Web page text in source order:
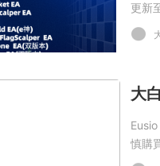
更新
載。
慎購